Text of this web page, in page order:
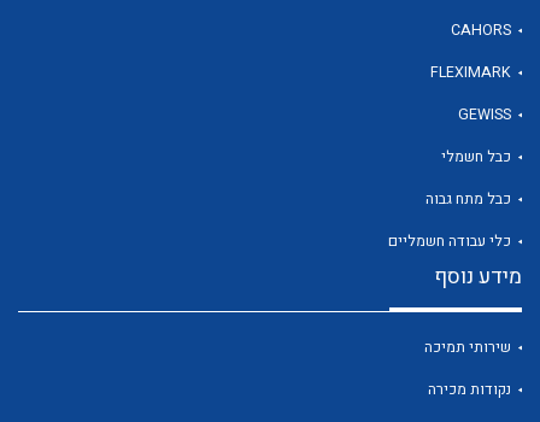
CAHORS
FLEXIMARK
GEWISS
כבל חשמלי
כבל מתח גבוה
כלי עבודה חשמליים
מידע נוסף
שירותי תמיכה
נקודות מכירה